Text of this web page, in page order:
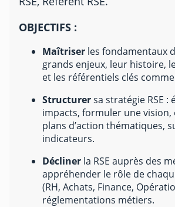
OBJECTIFS :
Maîtriser les fondamentaux
grands enjeux, leur histoire,
et les référentiels clés comme
Structurersa stratégie RSE :
impacts, formuler une vision,
plans d’action thématiques,
indicateurs.
Décliner la RSE auprès des
appréhender le rôle de
(RH, Achats, Finance,
réglementations métiers.